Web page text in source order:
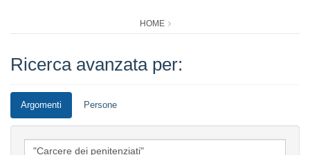
HOME
Ricerca avanzata per:
Argomenti Persone